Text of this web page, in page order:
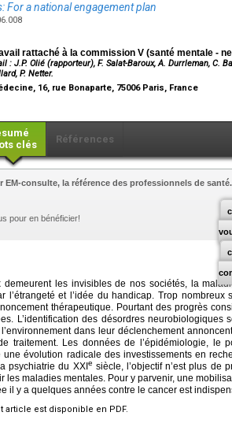
For a national engagement plan
rattaché à la commission V (santé mentale -
: J.P. Olié (rapporteur), F. Salat-Baroux, A. Durrleman, C.
P. Netter.
16, rue Bonaparte, 75006 Paris, France
clés
Références
EM-consulte, la référence des professionnels de santé.
pour en bénéficier!
demeurent les invisibles de nos sociétés, la
l’étrangeté et l’idée du handicap. Trop
thérapeutique. Pourtant des progrès
L’identification des désordres neurobiologiques
dans leur déclenchement
traitement. Les données de l’épidémiologie, le
évolution radicale des investissements en
psychiatrie du XXIe siècle, l’objectif n’est plus de
les maladies mentales. Pour y parvenir, une
il y a quelques années contre le cancer est
article est disponible en PDF.